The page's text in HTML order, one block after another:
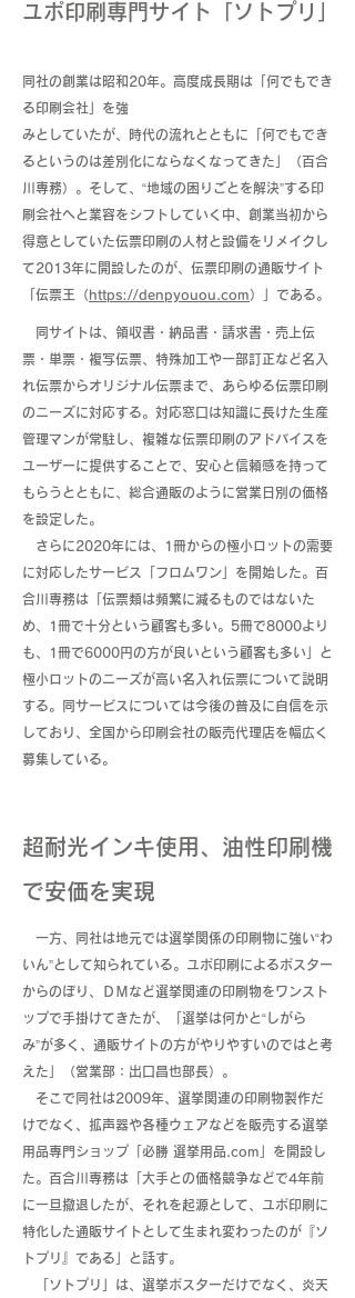
ユポ印刷専門サイト「ソトプリ」
同社の創業は昭和20年。高度成長期は「何でもでき
る印刷会社」を強
みとしていたが、時代の流れとともに「何でもでき
るというのは差別化にならなくなってきた」（百合
川専務）。そして、“地域の困りごとを解決”する印
刷会社へと業容をシフトしていく中、創業当初から
得意としていた伝票印刷の人材と設備をリメイクし
て2013年に開設したのが、伝票印刷の通販サイト
「伝票王（https://denpyouou.com）」である。
同サイトは、領収書・納品書・請求書・売上伝
票・単票・複写伝票、特殊加工や一部訂正など名入
れ伝票からオリジナル伝票まで、あらゆる伝票印刷
のニーズに対応する。対応窓口は知識に長けた生産
管理マンが常駐し、複雑な伝票印刷のアドバイスを
ユーザーに提供することで、安心と信頼感を持って
もらうとともに、総合通販のように営業日別の価格
を設定した。
さらに2020年には、1冊からの極小ロットの需要
に対応したサービス「フロムワン」を開始した。百
合川専務は「伝票類は頻繁に減るものではないた
め、1冊で十分という顧客も多い。5冊で8000より
も、1冊で6000円の方が良いという顧客も多い」と
極小ロットのニーズが高い名入れ伝票について説明
する。同サービスについては今後の普及に自信を示
しており、全国から印刷会社の販売代理店を幅広く
募集している。
超耐光インキ使用、油性印刷機
で安価を実現
一方、同社は地元では選挙関係の印刷物に強い“わ
いん”として知られている。ユポ印刷によるポスター
からのぼり、ＤＭなど選挙関連の印刷物をワンスト
ップで手掛けてきたが、「選挙は何かと“しがら
み”が多く、通販サイトの方がやりやすいのではと考
えた」（営業部：出口昌也部長）。
そこで同社は2009年、選挙関連の印刷物製作だ
けでなく、拡声器や各種ウェアなどを販売する選挙
用品専門ショップ「必勝 選挙用品.com」を開設し
た。百合川専務は「大手との価格競争などで4年前
に一旦撤退したが、それを起源として、ユポ印刷に
特化した通販サイトとして生まれ変わったのが『ソ
トプリ』である」と話す。
「ソトプリ」は、選挙ポスターだけでなく、炎天